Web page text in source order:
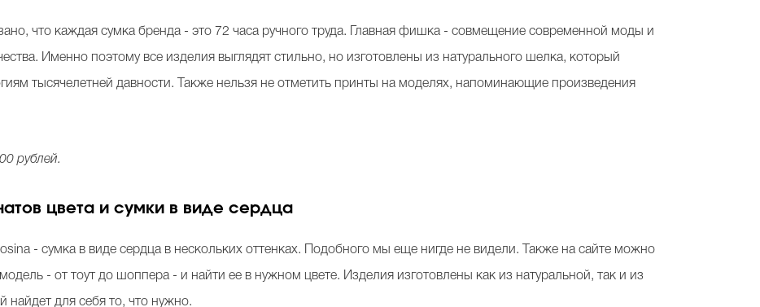
что каждая сумка бренда - это 72 часа ручного труда. Главная фишка - совмещение современной моды и
Именно поэтому все изделия выглядят стильно, но изготовлены из натурального шелка, который
тысячелетней давности. Также нельзя не отметить принты на моделях, напоминающие произведения
рублей.
цвета и сумки в виде сердца
- сумка в виде сердца в нескольких оттенках. Подобного мы еще нигде не видели. Также на сайте можно
- от тоут до шоппера - и найти ее в нужном цвете. Изделия изготовлены как из натуральной, так и из
найдет для себя то, что нужно.